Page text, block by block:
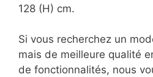
128 (H) cm.
Si vous recherchez un
mais de meilleure qualité
de fonctionnalités, nous